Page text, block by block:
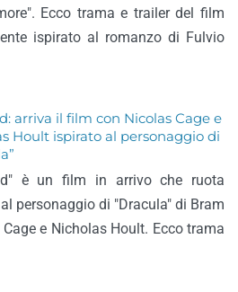
Ecco trama e trailer del film
ispirato al romanzo di Fulvio
arriva il film con Nicolas Cage e
Hoult ispirato al personaggio di
è un film in arrivo che ruota
personaggio di "Dracula" di Bram
e Nicholas Hoult. Ecco trama